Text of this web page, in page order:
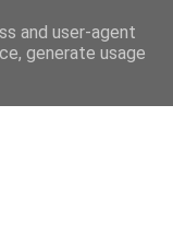
and user-agent
generate usage